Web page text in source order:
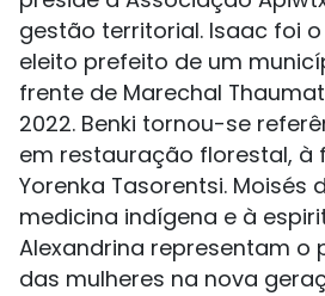
gestão territorial. Isaac foi
eleito prefeito de um
frente de Marechal
2022. Benki tornou-se
em restauração florestal, à
Yorenka Tasorentsi. Moisés
medicina indígena e à
Alexandrina representam o
das mulheres na nova